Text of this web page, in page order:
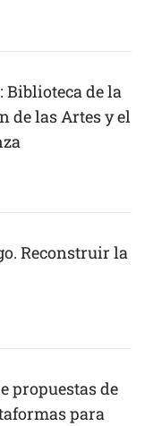
Biblioteca de la
de las Artes y el
Reconstruir la
propuestas de
para